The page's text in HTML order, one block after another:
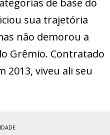
de base do
sua trajetória
não demorou a
Grêmio. Contratado
2013, viveu ali seu